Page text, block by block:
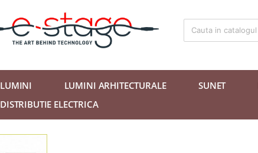
LUMINI LUMINI ARHITECTURALE SUNET
DISTRIBUTIE ELECTRICA